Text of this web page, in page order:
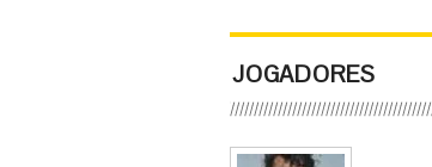
JOGADORES